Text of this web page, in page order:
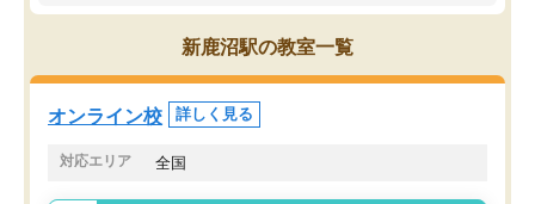
ので、自信をもって受験勉強を進める
ことができました。自分のように勉強
のやり方や進捗管理で苦労している方
には特におすすめしたい塾です。
新鹿沼駅の教室一覧
オンライン校 詳しく見る
対応エリア 全国